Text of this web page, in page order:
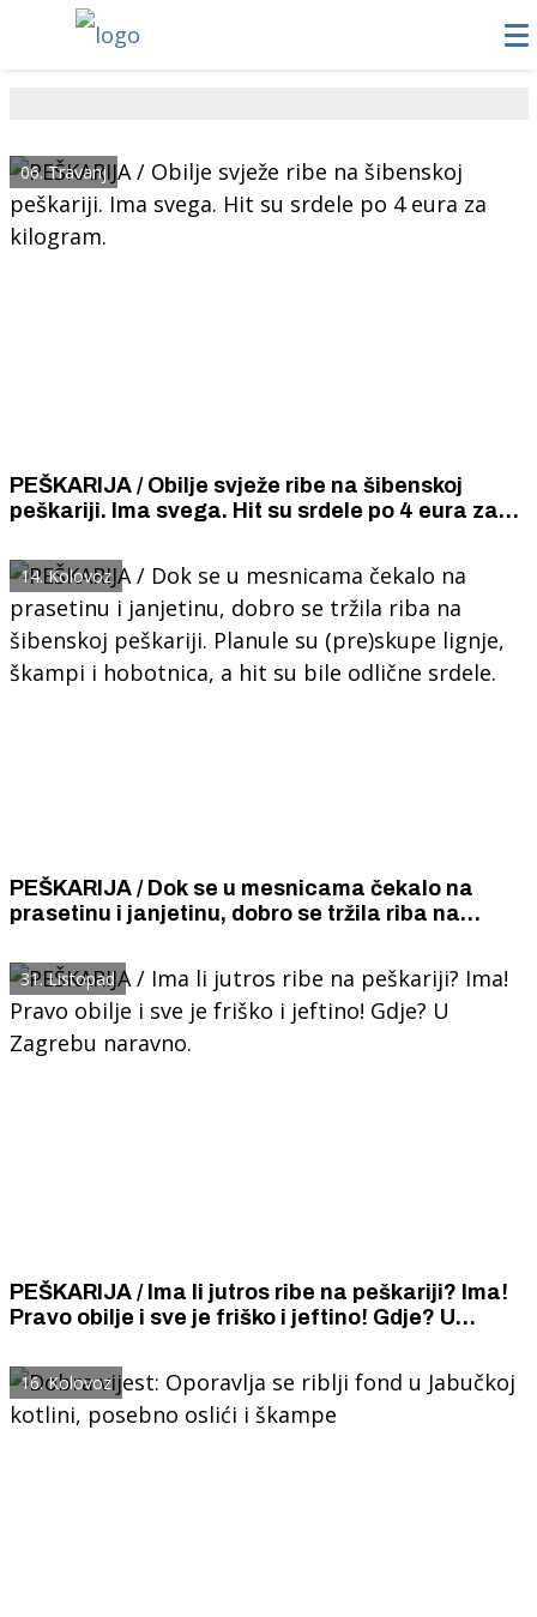
06. Travanj
PEŠKARIJA / Obilje svježe ribe na šibenskoj
peškariji. Ima svega. Hit su srdele po 4 eura za
14. Kolovoz
PEŠKARIJA / Dok se u mesnicama čekalo na
prasetinu i janjetinu, dobro se tržila riba na
škampi i hobotnica, a hit su bile odlične srdele.
31. Listopad
PEŠKARIJA / Ima li jutros ribe na peškariji? Ima!
Pravo obilje i sve je friško i jeftino! Gdje? U
16. Kolovoz